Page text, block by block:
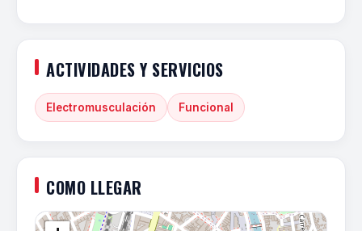
ACTIVIDADES Y SERVICIOS
Electromusculación Funcional
COMO LLEGAR